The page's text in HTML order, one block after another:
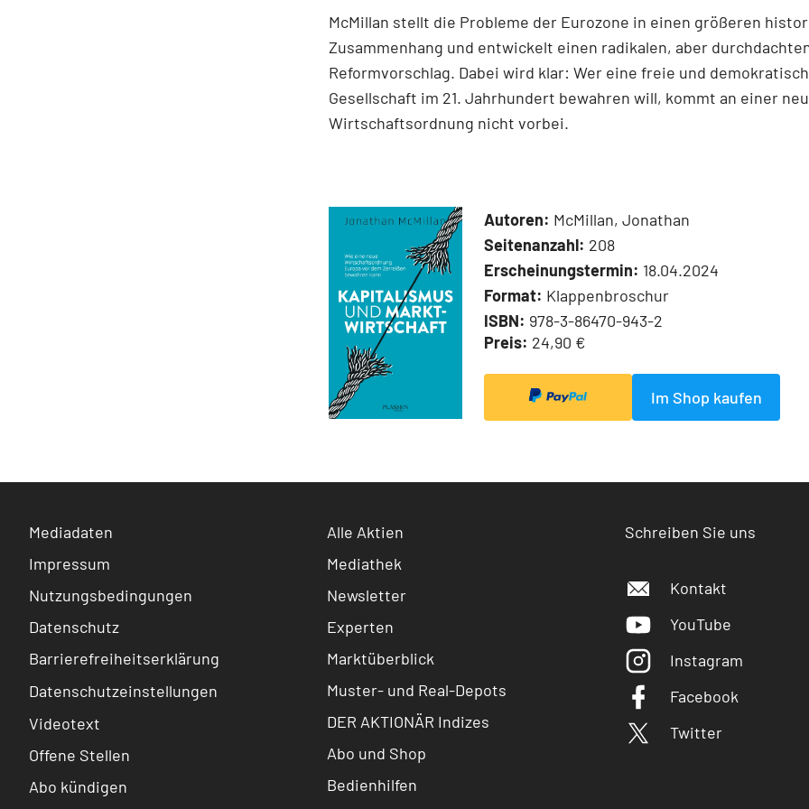
McMillan stellt die Probleme der Eurozone in einen größeren
Zusammenhang und entwickelt einen radikalen, aber
Reformvorschlag. Dabei wird klar: Wer eine freie und
Gesellschaft im 21. Jahrhundert bewahren will, kommt an einer
Wirtschaftsordnung nicht vorbei.
Autoren: McMillan, Jonathan
Seitenanzahl: 208
Erscheinungstermin: 18.04.2024
Format: Klappenbroschur
ISBN: 978-3-86470-943-2
Preis: 24,90 €
Im Shop kaufen
Mediadaten
Impressum
Nutzungsbedingungen
Datenschutz
Barrierefreiheitserklärung
Datenschutzeinstellungen
Videotext
Offene Stellen
Abo kündigen
Alle Aktien
Mediathek
Newsletter
Experten
Marktüberblick
Muster- und Real-Depots
DER AKTIONÄR Indizes
Abo und Shop
Bedienhilfen
Schreiben Sie uns
Kontakt
YouTube
Instagram
Facebook
Twitter